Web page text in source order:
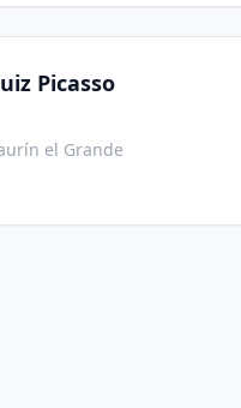
Picasso
s/n , Alhaurín el Grande